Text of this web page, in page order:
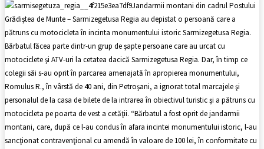
Jandarmii montani din cadrul Postului
Grădiştea de Munte – Sarmizegetusa Regia au depistat o persoană care a
pătruns cu motocicleta în incinta monumentului istoric Sarmizegetusa Regia.
Bărbatul făcea parte dintr-un grup de şapte persoane care au urcat cu
motociclete şi ATV-uri la cetatea dacică Sarmizegetusa Regia. Dar, în timp ce
colegii săi s-au oprit în parcarea amenajată în apropierea monumentului,
Romulus R., în vârstă de 40 ani, din Petroşani, a ignorat total marcajele şi
personalul de la casa de bilete de la intrarea în obiectivul turistic şi a pătruns cu
motocicleta pe poarta de vest a cetăţii. “Bărbatul a fost oprit de jandarmii
montani, care, după ce l-au condus în afara incintei monumentului istoric, l-au
sancţionat contravenţional cu amendă în valoare de 100 lei, în conformitate cu